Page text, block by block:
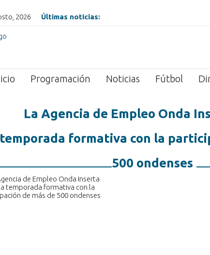
2026 Últimas noticias:
Programación Noticias Fútbol
La Agencia de Empleo Onda
temporada formativa con la
500 ondenses